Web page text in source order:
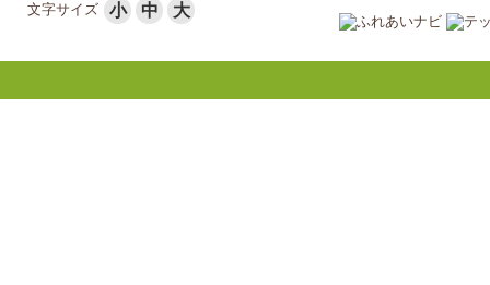
文字サイズ
小 中 大